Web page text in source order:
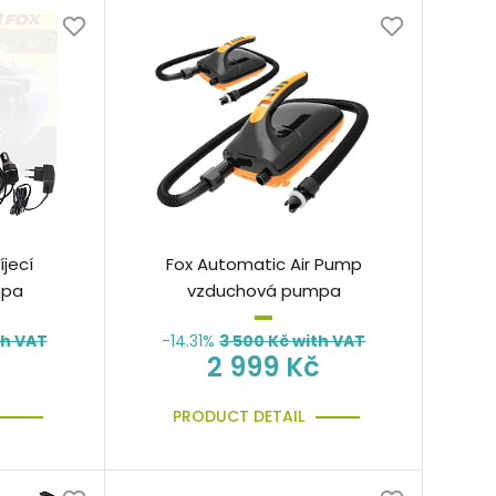
VAT
Fox Automatic Air Pump
vzduchová pumpa
-14.31% 3 500Kč with VAT
2 999 Kč
PRODUCT DETAIL